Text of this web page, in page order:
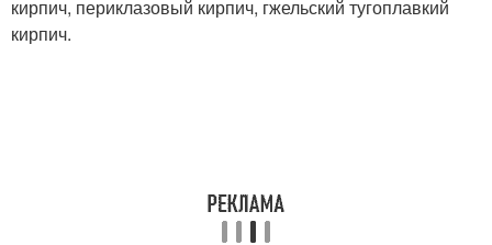
кирпич, периклазовый кирпич, гжельский тугоплавкий
кирпич.